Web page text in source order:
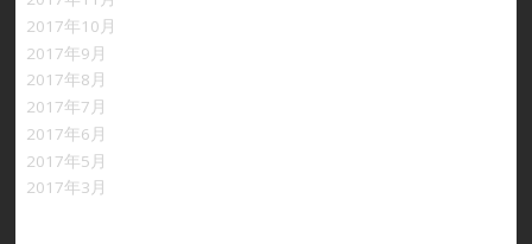
2017年10月
2017年9月
2017年8月
2017年7月
2017年6月
2017年5月
2017年3月